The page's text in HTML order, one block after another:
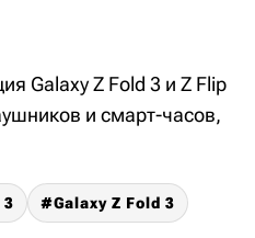
Galaxy Z Fold 3 и Z Flip
и смарт-часов,
3 Galaxy Z Fold 3